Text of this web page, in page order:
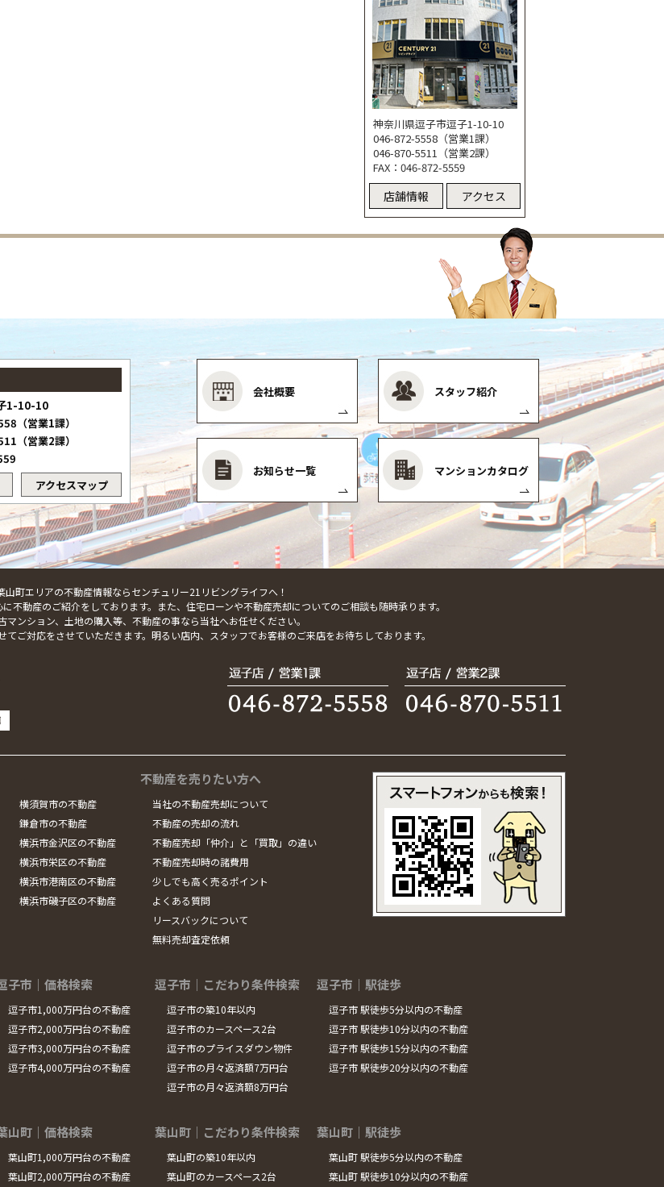
神奈川県逗子市逗子1-10-10
046-872-5558（営業1課）
046-870-5511（営業2課）
FAX：046-872-5559
店舗情報 アクセス
1-10-10
（営業1課）
（営業2課）
アクセスマップ
会社概要 スタッフ紹介
お知らせ一覧 マンションカタログ
山町エリアの不動産情報ならセンチュリー21リビングライフへ！
不動産のご紹介をしております。また、住宅ローンや不動産売却についてのご相談も随時承ります。
マンション、土地の購入等、不動産の事なら当社へお任せください。
ご対応をさせていただきます。明るい店内、スタッフでお客様のご来店をお待ちしております。
横須賀市の不動産
鎌倉市の不動産
横浜市金沢区の不動産
横浜市栄区の不動産
横浜市港南区の不動産
横浜市磯子区の不動産
不動産を売りたい方へ
当社の不動産売却について
不動産の売却の流れ
不動産売却「仲介」と「買取」の違い
不動産売却時の諸費用
少しでも高く売るポイント
よくある質問
リースバックについて
無料売却査定依頼
子市｜価格検索
逗子市1,000万円台の不動産
逗子市2,000万円台の不動産
逗子市3,000万円台の不動産
逗子市4,000万円台の不動産
逗子市｜こだわり条件検索
逗子市の築10年以内
逗子市のカースペース2台
逗子市のプライスダウン物件
逗子市の月々返済額7万円台
逗子市の月々返済額8万円台
逗子市｜駅徒歩
逗子市 駅徒歩5分以内の不動産
逗子市 駅徒歩10分以内の不動産
逗子市 駅徒歩15分以内の不動産
逗子市 駅徒歩20分以内の不動産
山町｜価格検索
葉山町1,000万円台の不動産
葉山町2,000万円台の不動産
葉山町｜こだわり条件検索
葉山町の築10年以内
葉山町のカースペース2台
葉山町｜駅徒歩
葉山町 駅徒歩5分以内の不動産
葉山町 駅徒歩10分以内の不動産